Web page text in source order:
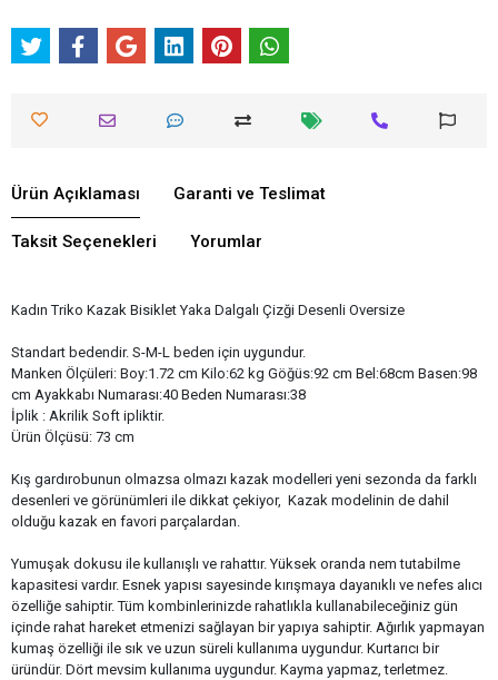
Ürün Açıklaması Garanti ve Teslimat
Taksit Seçenekleri Yorumlar
Kadın Triko Kazak Bisiklet Yaka Dalgalı Çizği Desenli Oversize
Standart bedendir. S-M-L beden için uygundur.
Manken Ölçüleri: Boy:1.72 cm Kilo:62 kg Göğüs:92 cm Bel:68cm Basen:98
cm Ayakkabı Numarası:40 Beden Numarası:38
İplik : Akrilik Soft ipliktir.
Ürün Ölçüsü: 73 cm
Kış gardırobunun olmazsa olmazı kazak modelleri yeni sezonda da farklı
desenleri ve görünümleri ile dikkat çekiyor, Kazak modelinin de dahil
olduğu kazak en favori parçalardan.
Yumuşak dokusu ile kullanışlı ve rahattır. Yüksek oranda nem tutabilme
kapasitesi vardır. Esnek yapısı sayesinde kırışmaya dayanıklı ve nefes alıcı
özelliğe sahiptir. Tüm kombinlerinizde rahatlıkla kullanabileceğiniz gün
içinde rahat hareket etmenizi sağlayan bir yapıya sahiptir. Ağırlık yapmayan
kumaş özelliği ile sık ve uzun süreli kullanıma uygundur. Kurtarıcı bir
üründür. Dört mevsim kullanıma uygundur. Kayma yapmaz, terletmez.